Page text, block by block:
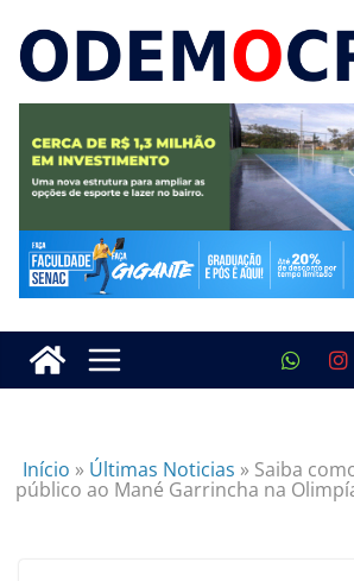
Início » Últimas Noticias » Saiba
público ao Mané Garrincha na